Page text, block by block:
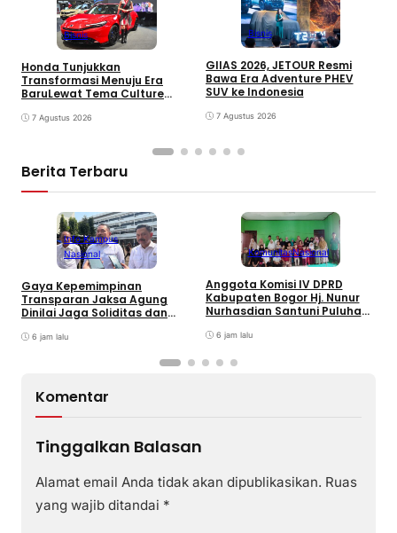
Bisnis
Honda Tunjukkan
Transformasi Menuju Era
BaruLewat Tema Culture
7 Agustus 2026
Bisnis
GIIAS 2026, JETOUR Resmi
Bawa Era Adventure PHEV
SUV ke Indonesia
7 Agustus 2026
Berita Terbaru
Info Kampus
Nasional
Gaya Kepemimpinan
Transparan Jaksa Agung
Dinilai Jaga Soliditas dan
Adhyaksa
6 jam lalu
KomunitasNasional
Anggota Komisi IV DPRD
Kabupaten Bogor Hj. Nunur
Nurhasdian Santuni Puluhan
6 jam lalu
Komentar
Tinggalkan Balasan
Alamat email Anda tidak akan dipublikasikan. Ruas
yang wajib ditandai *